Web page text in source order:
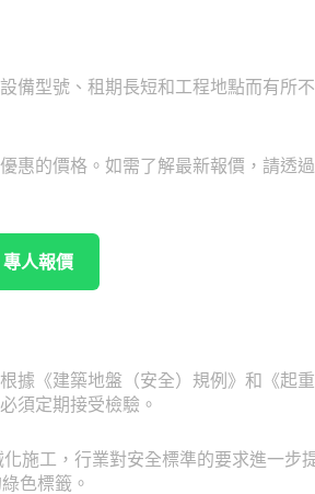
備型號、租期長短和工程地點而有所
惠的價格。如需了解最新報價，請透
人報價
據《建築地盤（安全）規例》和《起
須定期接受檢驗。
施工，行業對安全標準的要求進一步
色標籤。